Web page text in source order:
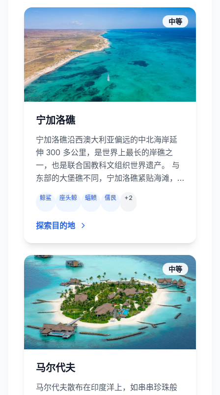
中等
宁加洛礁
宁加洛礁沿西澳大利亚偏远的中北海岸延
伸 300 多公里，是世界上最长的岸礁之
一，也是联合国教科文组织世界遗产。 与
东部的大堡礁不同，宁加洛礁紧贴海滩，
外侧跌壁，因此潜水和浮潜非常便捷。 这
（6–11 月）闻名，还有蝠鲼清洁站、儒
艮、礁鲨、海龟和色彩斑斓的珊瑚花园，
永远不乏看点。 埃克斯茅斯和珊瑚湾的潜
店提供中央站、峡谷、著名的海军码头以
及穆鲁安群岛等潜点的一日行程。 水质清
澈，水温温暖，流速平缓，宁加洛礁非常
适合希望远离人群、寻找大型生物的潜水
员和浮潜者。
鲸鲨 座头鲸 蝠鲼 儒艮 +2
探索目的地
中等
马尔代夫
马尔代夫散布在印度洋上，如串串珍珠般